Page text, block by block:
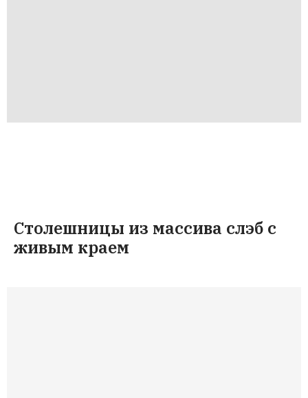
Столешницы из массива слэб с
живым краем